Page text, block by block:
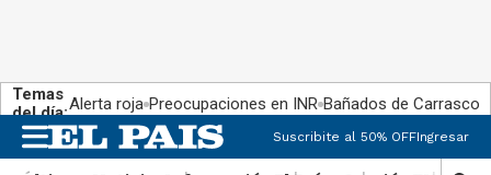
Temas
del día:Alerta roja Preocupaciones en INR Bañados de Carrasco
Suscribite al 50% OFFIngresar